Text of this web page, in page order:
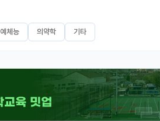
예체능 의약학 기타